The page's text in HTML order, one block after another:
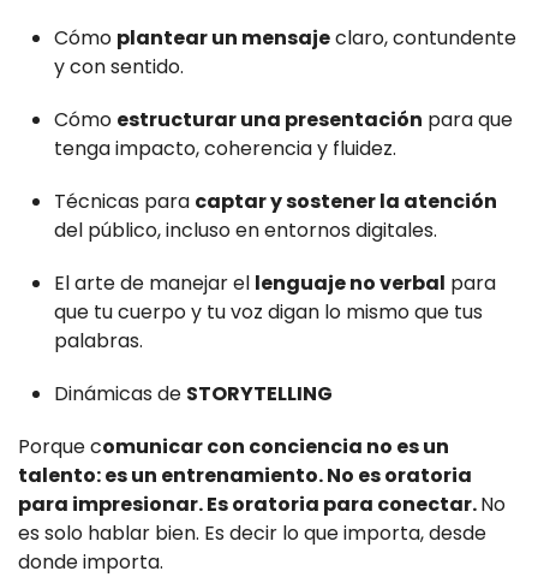
Cómo plantear un mensajeclaro, contundente
y con sentido.
Cómo estructurar una presentación para que
tenga impacto, coherencia y fluidez.
Técnicas para captar y sostener la atención
del público, incluso en entornos digitales.
El arte de manejar el lenguaje no verbal para
que tu cuerpo y tu voz digan lo mismo que tus
palabras.
Dinámicas de STORYTELLING
Porque comunicar con conciencia no es un
talento: es un entrenamiento. No es oratoria
para impresionar. Es oratoria para conectar.No
es solo hablar bien. Es decir lo que importa, desde
donde importa.